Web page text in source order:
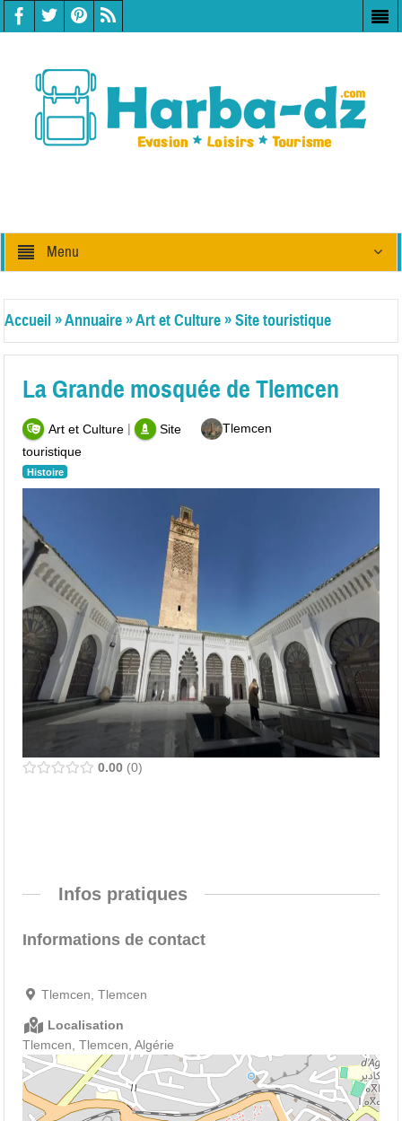
Menu
Accueil»Annuaire»Art et Culture»Site touristique
La Grande mosquée de Tlemcen
Art et Culture|
Site
touristique
Histoire
Tlemcen
0.00 0
Infos pratiques
Informations de contact
Tlemcen, Tlemcen
Localisation
Tlemcen, Tlemcen, Algérie